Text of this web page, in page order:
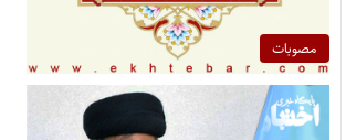
مصوبات